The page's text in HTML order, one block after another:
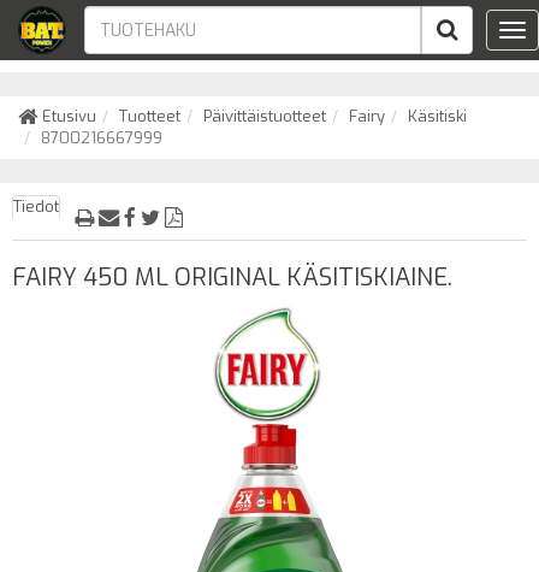
Etusivu Tuotteet Päivittäistuotteet Fairy
Käsitiski
8700216667999
Tiedot
FAIRY 450 ML ORIGINAL KÄSITISKIAINE.